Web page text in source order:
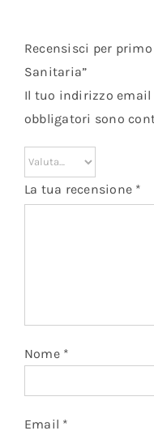
Recensisci per
Sanitaria”
Il tuo indirizzo email
obbligatori sono
La tua recensione *
Nome *
Email *